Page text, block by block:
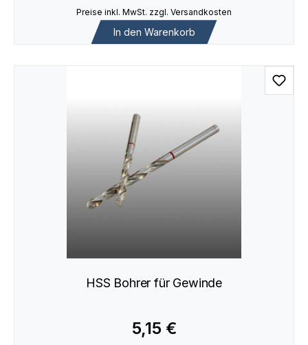
Preise inkl. MwSt. zzgl. Versandkosten
In den Warenkorb
HSS Bohrer für Gewinde
5,15 €